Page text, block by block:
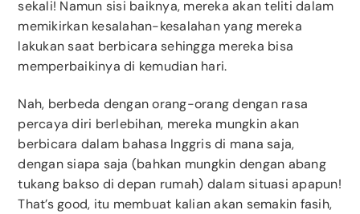
sekali! Namun sisi baiknya, mereka akan teliti dalam
memikirkan kesalahan-kesalahan yang mereka
lakukan saat berbicara sehingga mereka bisa
memperbaikinya di kemudian hari.
Nah, berbeda dengan orang-orang dengan rasa
percaya diri berlebihan, mereka mungkin akan
berbicara dalam bahasa Inggris di mana saja,
dengan siapa saja (bahkan mungkin dengan abang
tukang bakso di depan rumah) dalam situasi apapun!
That’s good, itu membuat kalian akan semakin fasih,